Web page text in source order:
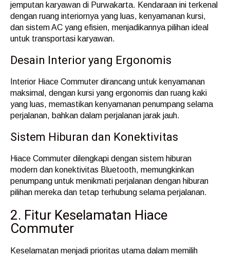
jemputan karyawan di Purwakarta. Kendaraan ini terkenal
dengan ruang interiornya yang luas, kenyamanan kursi,
dan sistem AC yang efisien, menjadikannya pilihan ideal
untuk transportasi karyawan.
Desain Interior yang Ergonomis
Interior Hiace Commuter dirancang untuk kenyamanan
maksimal, dengan kursi yang ergonomis dan ruang kaki
yang luas, memastikan kenyamanan penumpang selama
perjalanan, bahkan dalam perjalanan jarak jauh.
Sistem Hiburan dan Konektivitas
Hiace Commuter dilengkapi dengan sistem hiburan
modern dan konektivitas Bluetooth, memungkinkan
penumpang untuk menikmati perjalanan dengan hiburan
pilihan mereka dan tetap terhubung selama perjalanan.
2. Fitur Keselamatan Hiace
Commuter
Keselamatan menjadi prioritas utama dalam memilih